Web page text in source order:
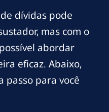
dívidas pode
mas com o
abordar
eficaz. Abaixo,
passo para você